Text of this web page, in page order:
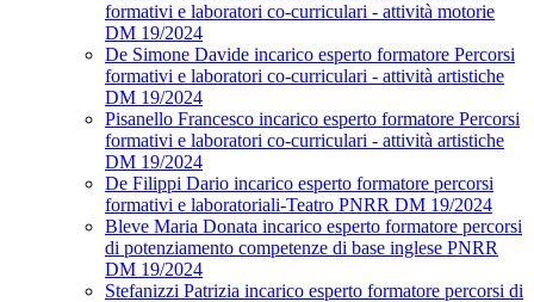
formativi e laboratori co-curriculari - attività motorie
DM 19/2024
De Simone Davide incarico esperto formatore Percorsi
formativi e laboratori co-curriculari - attività artistiche
DM 19/2024
Pisanello Francesco incarico esperto formatore Percorsi
formativi e laboratori co-curriculari - attività artistiche
DM 19/2024
De Filippi Dario incarico esperto formatore percorsi
formativi e laboratoriali-Teatro PNRR DM 19/2024
Bleve Maria Donata incarico esperto formatore percorsi
di potenziamento competenze di base inglese PNRR
DM 19/2024
Stefanizzi Patrizia incarico esperto formatore percorsi di